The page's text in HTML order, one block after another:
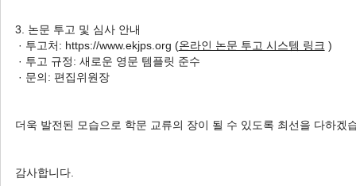
Jong Won Seung
, Jong Woon Park
, Won Uk Hwang
, Soo-Ki Kim
황용준, 손하식, 승종원, 박종운, 황원욱, 김수기
https://doi.org/10.5536/KJPS.2018.45.4.285
3. 논문 투고 및 심사 안내
· 투고처: https://www.ekjps.org (온라인 논문 투고 시스템 링크 )
· 투고 규정: 새로운 영문 템플릿 준수
· 문의: 편집위원장
더욱 발전된 모습으로 학문 교류의 장이 될 수 있도록 최선을 다하겠
감사합니다.